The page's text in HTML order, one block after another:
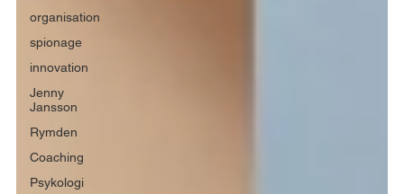
organisation
spionage
innovation
Jenny
Jansson
Rymden
Coaching
Psykologi